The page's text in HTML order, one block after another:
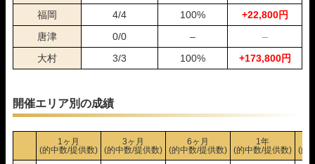
05月28日桐生04R
3-6-2 10,000円 54,000円
540%
05月28日戸田06R
5-4-1 63,400円
634%
05月27日蒲郡12R
1-4-5
0%
05月25日蒲郡05R
05月25日多摩川10R
1-5-2 10,000円 0円
0%
05月24日多摩川12R
1-4-2 51,600円
516%
05月23日桐生05R
1-4-5 10,000円 45,400円
454%
福岡
4/4 100%
+22,800円
唐津
0/0 –
–
大村
3/3 100% +173,800円
開催エリア別の成績
1ヶ月
(的中数/提供数)
3ヶ月
(的中数/提供数)
6ヶ月
(的中数/提供数)
1年
(的中数/提供数)
(的